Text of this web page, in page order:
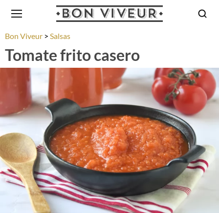
Bon Viveur Salsas
Tomate frito casero